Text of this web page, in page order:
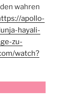
wahren
apollo-
hayali-
zu-
watch?